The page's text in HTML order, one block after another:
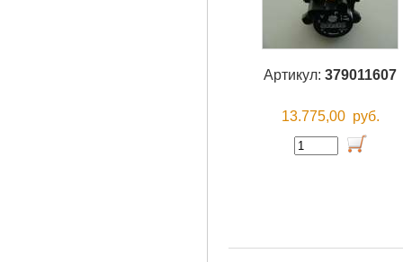
Артикул: 379011607
13.775,00 руб.